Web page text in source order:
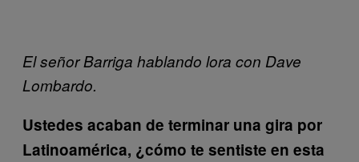
El señor Barriga hablando lora con Dave
Lombardo.
Ustedes acaban de terminar una gira por
Latinoamérica, ¿cómo te sentiste en esta